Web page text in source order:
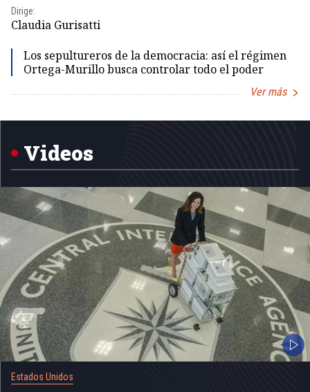
Dirige:
Claudia Gurisatti
Los sepultureros de la democracia: así el régimen
Ortega-Murillo busca controlar todo el poder
Ver más
Videos
Estados Unidos